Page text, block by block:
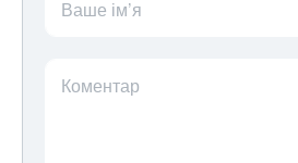
Ваше ім’я
Коментар